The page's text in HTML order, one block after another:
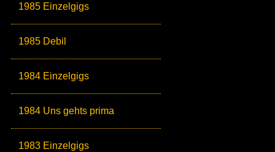
1985 Einzelgigs
1985 Debil
1984 Einzelgigs
1984 Uns gehts prima
1983 Einzelgigs